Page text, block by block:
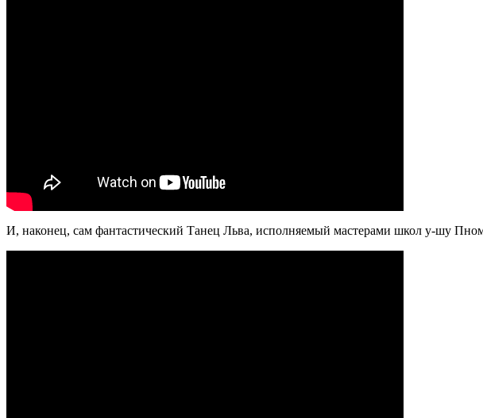
И, наконец, сам фантастический Танец Льва, исполняемый мастерами школ у-шу